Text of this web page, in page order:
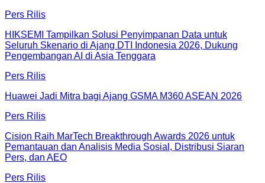
Pers Rilis
HIKSEMI Tampilkan Solusi Penyimpanan Data untuk
Seluruh Skenario di Ajang DTI Indonesia 2026, Dukung
Pengembangan AI di Asia Tenggara
Pers Rilis
Huawei Jadi Mitra bagi Ajang GSMA M360 ASEAN 2026
Pers Rilis
Cision Raih MarTech Breakthrough Awards 2026 untuk
Pemantauan dan Analisis Media Sosial, Distribusi Siaran
Pers, dan AEO
Pers Rilis